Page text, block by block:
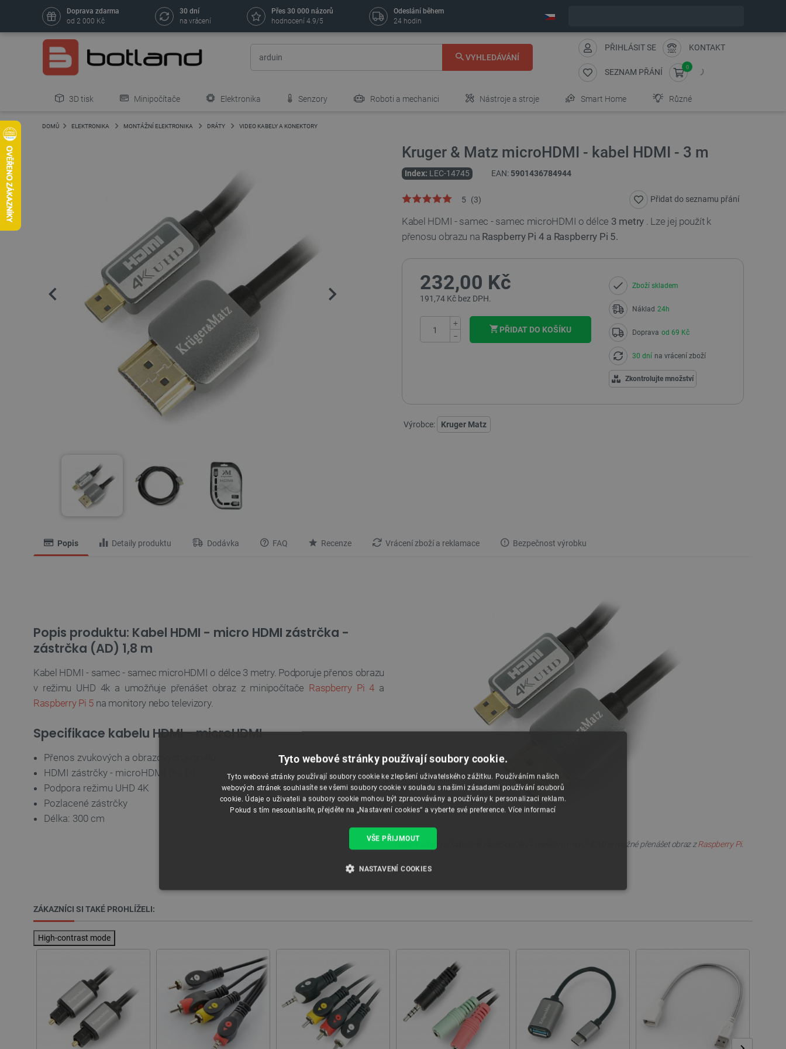
Doprava zdarma
od 2 000 Kč
30 dní
na vrácení
Přes 30 000 názorů
hodnocení 4.9/5
Odeslání během
24 hodin
VYHLEDÁVÁNÍ
PŘIHLÁSIT SE KONTAKT
SEZNAM PŘÁNÍ
0
3D tisk Minipočítače Elektronika Senzory Roboti a mechanici Nástroje a stroje Smart Home Různé
DOMŮ ELEKTRONIKA MONTÁŽNÍ ELEKTRONIKA DRÁTY VIDEO KABELY A KONEKTORY
Kruger & Matz microHDMI - kabel HDMI - 3 m
Index: LEC-14745 EAN: 5901436784944
5 (3) Přidat do seznamu přání
Kabel HDMI - samec - samec microHDMI o délce 3 metry. Lze jej použít k
přenosu obrazu na Raspberry Pi 4 a Raspberry Pi 5.
232,00 Kč
191,74 Kč bez DPH.
+
−
PŘIDAT DO KOŠÍKU
Zboží skladem
Náklad 24h
Doprava od 69 Kč
30 dní na vrácení zboží
Zkontrolujte množství
Výrobce: Kruger Matz
Popis Detaily produktu Dodávka FAQ Recenze Vrácení zboží a reklamace Bezpečnost výrobku
Popis produktu: Kabel HDMI - micro HDMI zástrčka -
zástrčka (AD) 1,8 m
Kabel HDMI - samec - samec microHDMI o délce 3 metry. Podporuje přenos obrazu
v režimu UHD 4k a umožňuje přenášet obraz z minipočítače Raspberry Pi 4 a
Raspberry Pi 5 na monitory nebo televizory.
Specifikace kabelu HDMI - microHDMI
Přenos zvukových a obrazových signálů
HDMI zástrčky - microHDMI (A - D)
Podpora režimu UHD 4K
Pozlacené zástrčky
Délka: 300 cm
Detailní záběr na kabelové zástrčky. Díky konektoru microHDMI je možné přenášet obraz zRaspberry Pi.
ZÁKAZNÍCI SI TAKÉ PROHLÍŽELI:
High-contrast mode
Tyto webové stránky používají soubory cookie.
Tyto webové stránky používají soubory cookie ke zlepšení uživatelského zážitku. Používáním našich
webových stránek souhlasíte se všemi soubory cookie v souladu s našimi zásadami používání souborů
cookie. Údaje o uživateli a soubory cookie mohou být zpracovávány a používány k personalizaci reklam.
Pokud s tím nesouhlasíte, přejděte na „Nastavení cookies“ a vyberte své preference. Více informací
VŠE PŘIJMOUT
NASTAVENÍ COOKIES
FUNKČNÍ SOUBORY
Nezbytně nutné soubory Výkonové soubory Soubory cílení
Nezbytně nutné soubory cookie umožňují základní funkce webových stránek, jako je přihlášení uživatele a správa účtu. Webové stránky nelze bez
nezbytně nutných souborů cookie správně používat.
Poskytovatel /
Vyprší